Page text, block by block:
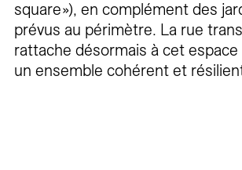
square »), en complément des
prévus au périmètre. La rue
rattache désormais à cet
un ensemble cohérent et